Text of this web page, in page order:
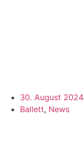
30. August 2024
Ballett, News